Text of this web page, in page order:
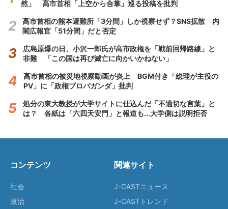
然」 高市首相「上空から合掌」巡る投稿を批判
高市首相の熊本避難所「3分間」しか視察せず？SNS拡散 内
閣広報官「51分間」だと否定
広島原爆の日、小沢一郎氏が高市政権を「戦前回帰路線」と
非難 「この国は再び滅亡に向かいかねない」
高市首相の被災地視察動画が炎上 BGM付き「総理が主役の
PV」に「政権プロパガンダ」批判
処分の東大教授が大学サイトに仕込んだ「不適切な言葉」と
は？ 各紙は「六四天安門」と報道も...大学側は説明拒否
コンテンツ
社会
政治
関連サイト
J-CASTニュース
J-CASTトレンド